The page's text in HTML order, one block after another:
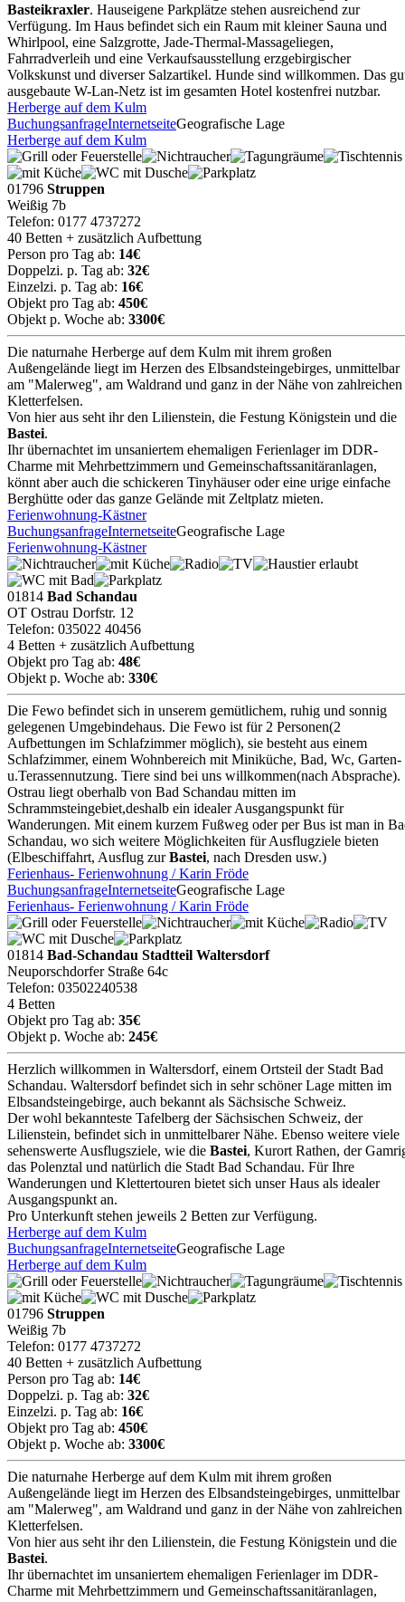
Basteikraxler. Hauseigene Parkplätze stehen ausreichend zur
Verfügung. Im Haus befindet sich ein Raum mit kleiner Sauna und
Whirlpool, eine Salzgrotte, Jade-Thermal-Massageliegen,
Fahrradverleih und eine Verkaufsausstellung erzgebirgischer
Volkskunst und diverser Salzartikel. Hunde sind willkommen. Das
ausgebaute W-Lan-Netz ist im gesamten Hotel kostenfrei nutzbar.
Herberge auf dem Kulm
BuchungsanfrageInternetseiteGeografische Lage
Herberge auf dem Kulm
01796 Struppen
Weißig 7b
Telefon: 0177 4737272
40 Betten + zusätzlich Aufbettung
Person pro Tag ab: 14€
Doppelzi. p. Tag ab: 32€
Einzelzi. p. Tag ab: 16€
Objekt pro Tag ab: 450€
Objekt p. Woche ab: 3300€
Die naturnahe Herberge auf dem Kulm mit ihrem großen
Außengelände liegt im Herzen des Elbsandsteingebirges, unmittelbar
am "Malerweg", am Waldrand und ganz in der Nähe von zahlreichen
Kletterfelsen.
Von hier aus seht ihr den Lilienstein, die Festung Königstein und die
Bastei.
Ihr übernachtet im unsaniertem ehemaligen Ferienlager im DDR-
Charme mit Mehrbettzimmern und Gemeinschaftssanitäranlagen,
könnt aber auch die schickeren Tinyhäuser oder eine urige einfache
Berghütte oder das ganze Gelände mit Zeltplatz mieten.
Ferienwohnung-Kästner
BuchungsanfrageInternetseiteGeografische Lage
Ferienwohnung-Kästner
01814 Bad Schandau
OT Ostrau Dorfstr. 12
Telefon: 035022 40456
4 Betten + zusätzlich Aufbettung
Objekt pro Tag ab: 48€
Objekt p. Woche ab: 330€
Die Fewo befindet sich in unserem gemütlichem, ruhig und sonnig
gelegenen Umgebindehaus. Die Fewo ist für 2 Personen(2
Aufbettungen im Schlafzimmer möglich), sie besteht aus einem
Schlafzimmer, einem Wohnbereich mit Miniküche, Bad, Wc, Garten-
u.Terassennutzung. Tiere sind bei uns willkommen(nach Absprache).
Ostrau liegt oberhalb von Bad Schandau mitten im
Schrammsteingebiet,deshalb ein idealer Ausgangspunkt für
Wanderungen. Mit einem kurzem Fußweg oder per Bus ist man in
Schandau, wo sich weitere Möglichkeiten für Ausflugziele bieten
(Elbeschiffahrt, Ausflug zurBastei, nach Dresden usw.)
Ferienhaus- Ferienwohnung / Karin Fröde
BuchungsanfrageInternetseiteGeografische Lage
Ferienhaus- Ferienwohnung / Karin Fröde
01814 Bad-Schandau Stadtteil Waltersdorf
Neuporschdorfer Straße 64c
Telefon: 03502240538
4 Betten
Objekt pro Tag ab: 35€
Objekt p. Woche ab: 245€
Herzlich willkommen in Waltersdorf, einem Ortsteil der Stadt Bad
Schandau. Waltersdorf befindet sich in sehr schöner Lage mitten im
Elbsandsteingebirge, auch bekannt als Sächsische Schweiz.
Der wohl bekannteste Tafelberg der Sächsischen Schweiz, der
Lilienstein, befindet sich in unmittelbarer Nähe. Ebenso weitere viele
sehenswerte Ausflugsziele, wie die Bastei, Kurort Rathen, der
das Polenztal und natürlich die Stadt Bad Schandau. Für Ihre
Wanderungen und Klettertouren bietet sich unser Haus als idealer
Ausgangspunkt an.
Pro Unterkunft stehen jeweils 2 Betten zur Verfügung.
Herberge auf dem Kulm
BuchungsanfrageInternetseiteGeografische Lage
Herberge auf dem Kulm
01796 Struppen
Weißig 7b
Telefon: 0177 4737272
40 Betten + zusätzlich Aufbettung
Person pro Tag ab: 14€
Doppelzi. p. Tag ab: 32€
Einzelzi. p. Tag ab: 16€
Objekt pro Tag ab: 450€
Objekt p. Woche ab: 3300€
Die naturnahe Herberge auf dem Kulm mit ihrem großen
Außengelände liegt im Herzen des Elbsandsteingebirges, unmittelbar
am "Malerweg", am Waldrand und ganz in der Nähe von zahlreichen
Kletterfelsen.
Von hier aus seht ihr den Lilienstein, die Festung Königstein und die
Bastei.
Ihr übernachtet im unsaniertem ehemaligen Ferienlager im DDR-
Charme mit Mehrbettzimmern und Gemeinschaftssanitäranlagen,